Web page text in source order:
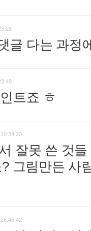
글 다는 과정
트죠 ㅎ
잘못 쓴 것
그림만든 사